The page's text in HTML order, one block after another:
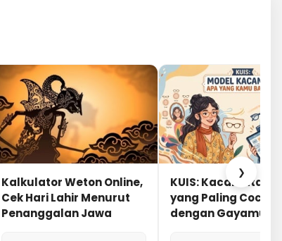
Kalkulator Weton Online,
Cek Hari Lahir Menurut
Penanggalan Jawa
KUIS: Kacamata Apa
yang Paling Cocok
dengan Gayamu?
❯